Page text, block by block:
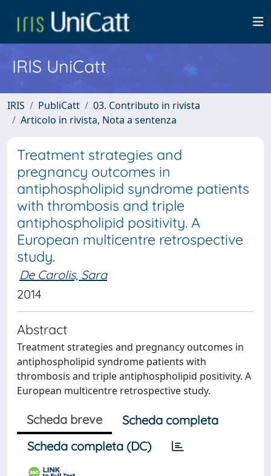
IRIS UniCatt
IRIS PubliCatt
03. Contributo in rivista
Articolo in rivista, Nota a sentenza
Treatment strategies and
pregnancy outcomes in
antiphospholipid syndrome patients
with thrombosis and triple
antiphospholipid positivity. A
European multicentre retrospective
study.
De Carolis, Sara
2014
Abstract
Treatment strategies and pregnancy outcomes in
antiphospholipid syndrome patients with
thrombosis and triple antiphospholipid positivity. A
European multicentre retrospective study.
Scheda breve
Scheda completa
Scheda completa (DC)